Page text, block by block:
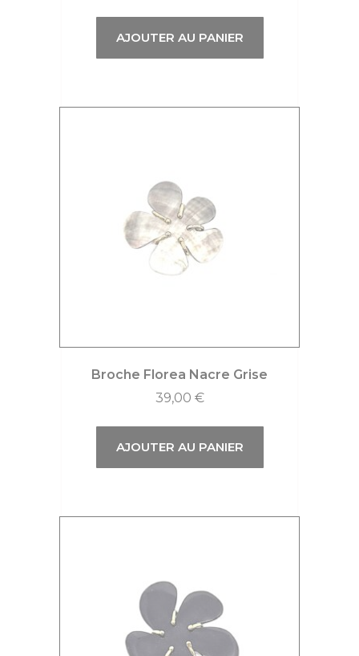
AJOUTER AU PANIER
Broche Florea Nacre Grise
39,00 €
AJOUTER AU PANIER